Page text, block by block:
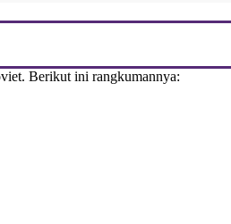
Berikut ini rangkumannya: